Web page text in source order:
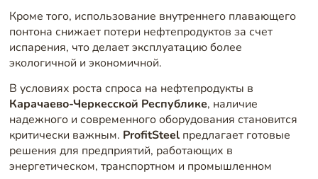
Кроме того, использование внутреннего плавающего
понтона снижает потери нефтепродуктов за счет
испарения, что делает эксплуатацию более
экологичной и экономичной.
В условиях роста спроса на нефтепродукты в
Карачаево-Черкесской Республике, наличие
надежного и современного оборудования становится
критически важным. ProfitSteelпредлагает готовые
решения для предприятий, работающих в
энергетическом, транспортном и промышленном